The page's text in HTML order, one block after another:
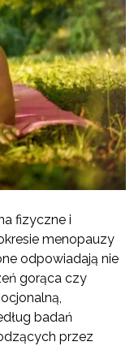
fizyczne i
menopauzy
odpowiadają nie
gorąca czy
badań
przez